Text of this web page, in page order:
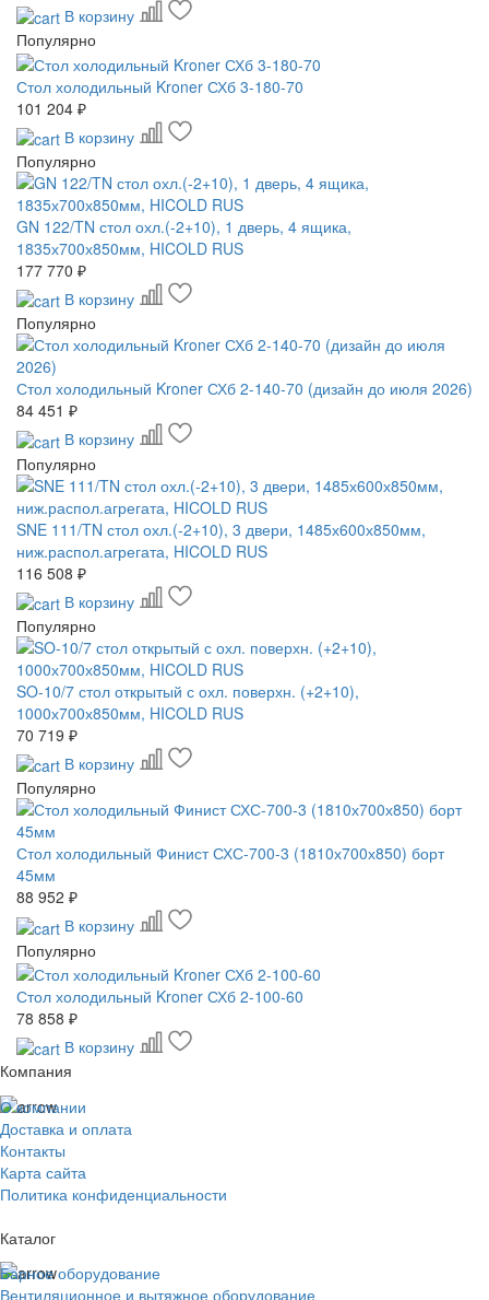
В корзину
Популярно
Стол холодильный Kroner СХб 3-180-70
101 204 ₽
В корзину
Популярно
GN 122/TN стол охл.(-2+10), 1 дверь, 4 ящика,
1835х700х850мм, HICOLD RUS
177 770 ₽
В корзину
Популярно
Стол холодильный Kroner СХб 2-140-70 (дизайн до июля 2026)
84 451 ₽
В корзину
Популярно
SNE 111/TN стол охл.(-2+10), 3 двери, 1485х600х850мм,
ниж.распол.агрегата, HICOLD RUS
116 508 ₽
В корзину
Популярно
SO-10/7 стол открытый с охл. поверхн. (+2+10),
1000х700х850мм, HICOLD RUS
70 719 ₽
В корзину
Популярно
Стол холодильный Финист СХС-700-3 (1810х700х850) борт
45мм
88 952 ₽
В корзину
Популярно
Стол холодильный Kroner СХб 2-100-60
78 858 ₽
В корзину
Компания
О компании
Доставка и оплата
Контакты
Карта сайта
Политика конфиденциальности
Каталог
Барное оборудование
Вентиляционное и вытяжное оборудование